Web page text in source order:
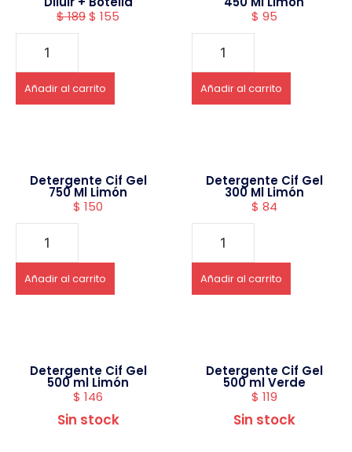
$189$ 155
Añadir al carrito
$ 95
Añadir al carrito
Detergente Cif Gel
750 Ml Limón
$ 150
Añadir al carrito
Detergente Cif Gel
300 Ml Limón
$ 84
Añadir al carrito
Detergente Cif Gel
500 ml Limón
$ 146
Sin stock
Detergente Cif Gel
500 ml Verde
$ 119
Sin stock